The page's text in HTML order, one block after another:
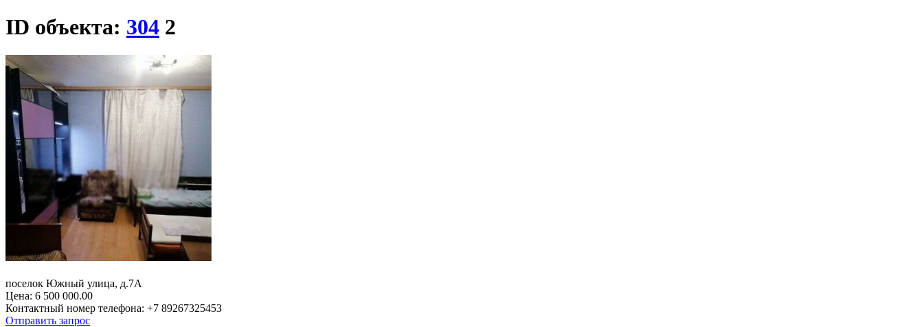
ID объекта: 304 2
поселок Южный улица, д.7А
Цена: 6 500 000.00
Контактный номер телефона: +7 89267325453
Отправить запрос